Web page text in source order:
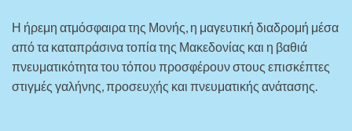
Η ήρεμη ατμόσφαιρα της Μονής, η μαγευτική διαδρομή μέσα
από τα καταπράσινα τοπία της Μακεδονίας και η βαθιά
πνευματικότητα του τόπου προσφέρουν στους επισκέπτες
στιγμές γαλήνης, προσευχής και πνευματικής ανάτασης.